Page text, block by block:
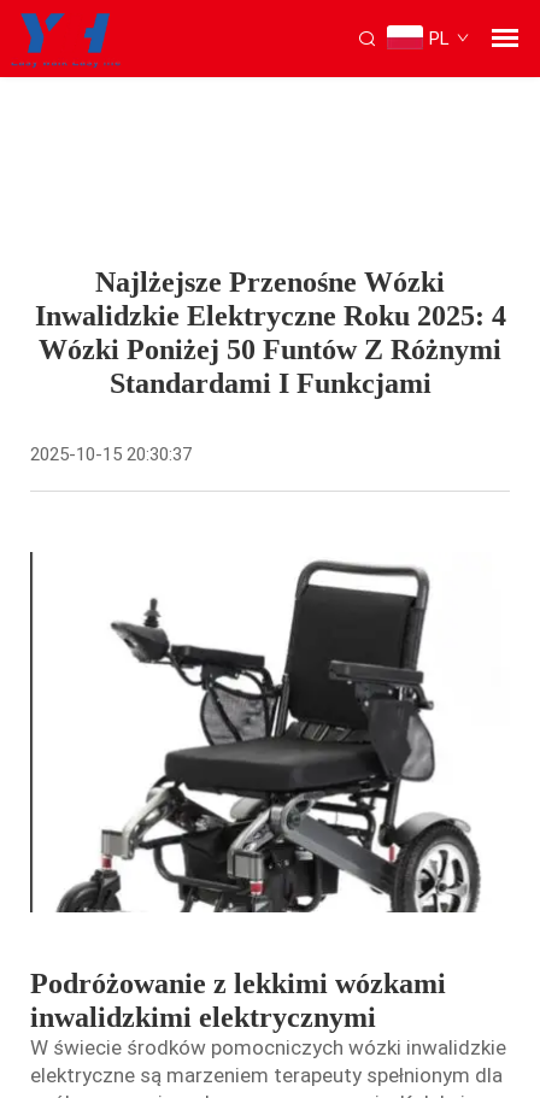
PL
Najlżejsze Przenośne Wózki
Inwalidzkie Elektryczne Roku 2025: 4
Wózki Poniżej 50 Funtów Z Różnymi
Standardami I Funkcjami
2025-10-15 20:30:37
Podróżowanie z lekkimi wózkami
inwalidzkimi elektrycznymi
W świecie środków pomocniczych wózki inwalidzkie
elektryczne są marzeniem terapeuty spełnionym dla